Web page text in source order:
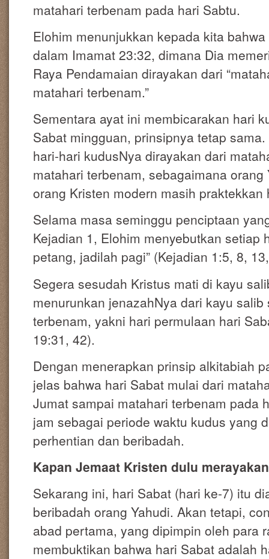
matahari terbenam pada hari Sabtu.
Elohim menunjukkan kepada kita
dalam Imamat 23:32, dimana Dia
Raya Pendamaian dirayakan dari
matahari terbenam.”
Sementara ayat ini membicarakan hari
Sabat mingguan, prinsipnya tetap
hari-hari kudusNya dirayakan dari
matahari terbenam, sebagaimana
orang Kristen modern masih praktekkan
Selama masa seminggu penciptaan
Kejadian 1, Elohim menyebutkan setiap
petang, jadilah pagi” (Kejadian 1:5, 8,
Segera sesudah Kristus mati di kayu
menurunkan jenazahNya dari kayu
terbenam, yakni hari permulaan hari
19:31, 42).
Dengan menerapkan prinsip alkitabiah
jelas bahwa hari Sabat mulai dari
Jumat sampai matahari terbenam pada
jam sebagai periode waktu kudus yang
perhentian dan beribadah.
Kapan Jemaat Kristen dulu
Sekarang ini, hari Sabat (hari ke-7) itu
beribadah orang Yahudi. Akan tetapi,
abad pertama, yang dipimpin oleh para
membuktikan bahwa hari Sabat adalah